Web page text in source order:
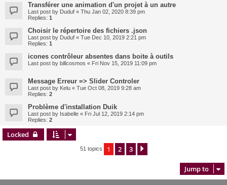
Transférer une animation d'un projet à un autre
Last post by Duduf « Thu Jan 02, 2020 8:39 pm
Replies: 1
Choisir le répertoire des fichiers .json
Last post by Duduf « Tue Dec 10, 2019 2:21 pm
Replies: 1
icones contrôleur absentes dans boite à outils
Last post by billcosmos « Fri Nov 15, 2019 11:09 pm
Message Erreur => Slider Controler
Last post by Kelu « Tue Oct 08, 2019 9:28 am
Replies: 2
Problème d'installation Duik
Last post by Isabelle « Fri Jul 12, 2019 2:14 pm
Replies: 2
Locked
51 topics 1 2 3
Jump to